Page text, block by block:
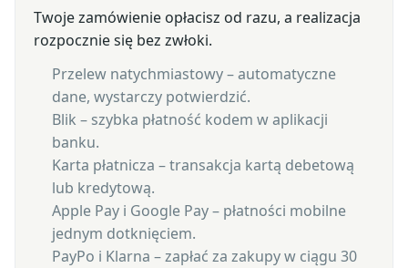
Twoje zamówienie opłacisz od razu, a realizacja
rozpocznie się bez zwłoki.
Przelew natychmiastowy – automatyczne
dane, wystarczy potwierdzić.
Blik – szybka płatność kodem w aplikacji
banku.
Karta płatnicza – transakcja kartą debetową
lub kredytową.
Apple Pay i Google Pay – płatności mobilne
jednym dotknięciem.
PayPo i Klarna – zapłać za zakupy w ciągu 30